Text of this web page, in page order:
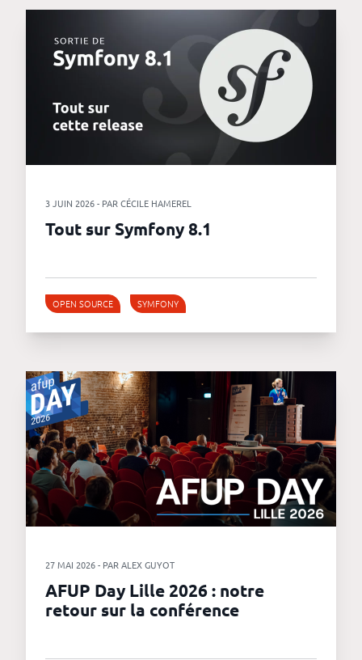
3 JUIN 2026 - PAR CÉCILE HAMEREL
Tout sur Symfony 8.1
OPEN SOURCE SYMFONY
27 MAI 2026 - PAR ALEX GUYOT
AFUP Day Lille 2026 : notre
retour sur la conférence